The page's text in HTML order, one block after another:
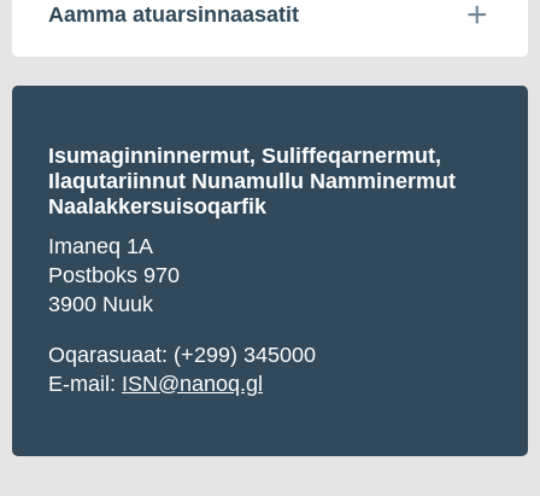
Aamma atuarsinnaasatit
Isumaginninnermut, Suliffeqarnermut,
Ilaqutariinnut Nunamullu Namminermut
Naalakkersuisoqarfik
Imaneq 1A
Postboks 970
3900 Nuuk
Oqarasuaat: (+299) 345000
E-mail: ISN@nanoq.gl